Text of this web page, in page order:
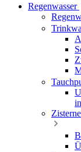
Regenwasser